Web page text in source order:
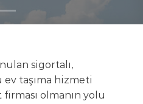
sigortalı,
ev taşıma hizmeti
firması olmanın yolu